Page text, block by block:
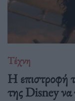
Τέχνη
Η επιστροφή
της Disney να